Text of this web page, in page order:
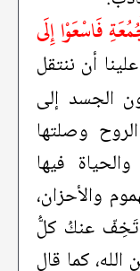
فَاسْعَوْا إِلَى
أن ننتقل
الجسد إلى
وصلتها
فيها
والأحزان،
تَخِفّ عنكُ كلُّ
كما قال